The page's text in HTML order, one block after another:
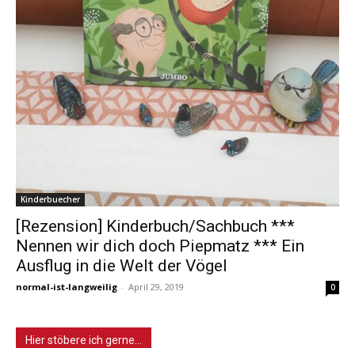
Kinderbuecher
[Rezension] Kinderbuch/Sachbuch ***
Nennen wir dich doch Piepmatz *** Ein
Ausflug in die Welt der Vögel
normal-ist-langweilig - April 29, 2019 0
Hier stöbere ich gerne…